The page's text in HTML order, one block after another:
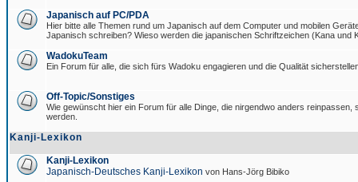
Japanisch auf PC/PDA
Hier bitte alle Themen rund um Japanisch auf dem Computer und mobilen
Japanisch schreiben? Wieso werden die japanischen Schriftzeichen (Kana und
WadokuTeam
Ein Forum für alle, die sich fürs Wadoku engagieren und die Qualität
Off-Topic/Sonstiges
Wie gewünscht hier ein Forum für alle Dinge, die nirgendwo anders reinpassen,
werden.
Kanji-Lexikon
Kanji-Lexikon
Japanisch-Deutsches Kanji-Lexikon von Hans-Jörg Bibiko